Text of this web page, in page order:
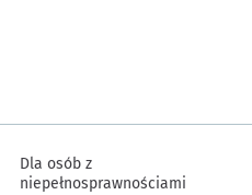
Dla osób z
niepełnosprawnościami